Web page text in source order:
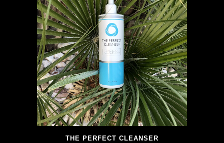
THE PERFECT CLEANSER